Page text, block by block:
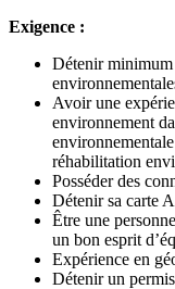
Exigence :
Détenir
Avoir une
environnement
réhabilitation
Posséder des
Détenir sa carte
Être une
un bon esprit
Expérience en
Détenir un